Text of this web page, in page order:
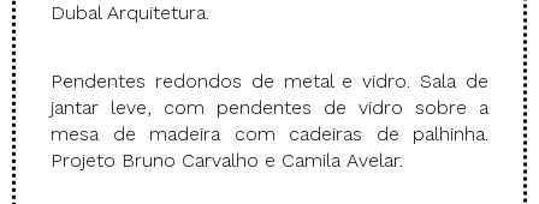
Dubal Arquitetura.
Pendentes redondos de metal e vidro. Sala de
jantar leve, com pendentes de vidro sobre a
mesa de madeira com cadeiras de palhinha.
Projeto Bruno Carvalho e Camila Avelar.